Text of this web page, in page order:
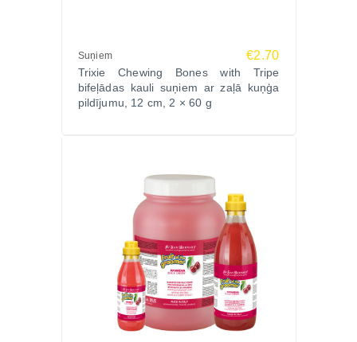
Suņiem €2.70
Trixie Chewing Bones with Tripe
bifeļādas kauli suņiem ar zaļā kuņģa
pildījumu, 12 cm, 2 × 60 g